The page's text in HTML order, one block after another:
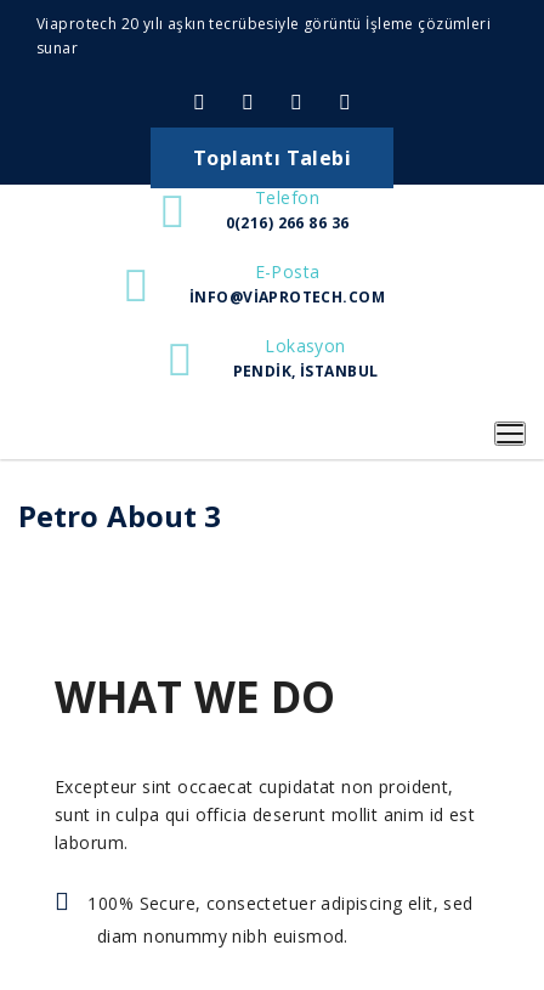
Viaprotech 20 yılı aşkın tecrübesiyle görüntü İşleme çözümleri
sunar
Toplantı Talebi
Telefon
0(216) 266 86 36
E-Posta
INFO@VIAPROTECH.COM
Lokasyon
PENDIK, İSTANBUL
Petro About 3
WHAT WE DO
Excepteur sint occaecat cupidatat non proident,
sunt in culpa qui officia deserunt mollit anim id est
laborum.
100% Secure, consectetuer adipiscing elit, sed
diam nonummy nibh euismod.